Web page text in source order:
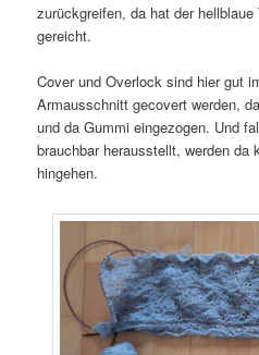
zurückgreifen, da hat der
gereicht.
Cover und Overlock sind hier gut
Armausschnitt gecovert werden,
und da Gummi eingezogen. Und
brauchbar herausstellt, werden da
hingehen.